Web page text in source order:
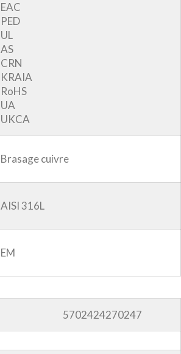
EAC
PED
UL
AS
CRN
KRAIA
RoHS
UA
UKCA
Brasage cuivre
AISI 316L
EM
5702424270247